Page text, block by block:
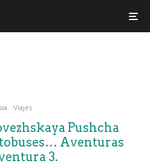
Viajes
Pushcha
Aventuras
3.